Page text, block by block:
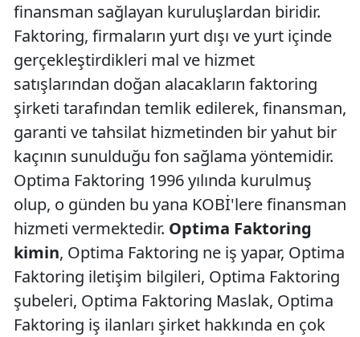
finansman sağlayan kuruluşlardan biridir.
Faktoring, firmaların yurt dışı ve yurt içinde
gerçekleştirdikleri mal ve hizmet
satışlarından doğan alacakların faktoring
şirketi tarafından temlik edilerek, finansman,
garanti ve tahsilat hizmetinden bir yahut bir
kaçının sunulduğu fon sağlama yöntemidir.
Optima Faktoring 1996 yılında kurulmuş
olup, o günden bu yana KOBİ'lere finansman
hizmeti vermektedir. Optima Faktoring
kimin, Optima Faktoring ne iş yapar, Optima
Faktoring iletişim bilgileri, Optima Faktoring
şubeleri, Optima Faktoring Maslak, Optima
Faktoring iş ilanları şirket hakkında en çok